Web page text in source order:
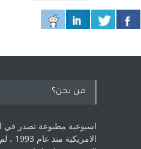
من نحن؟
اسبوعية مطبوعة تصدر في